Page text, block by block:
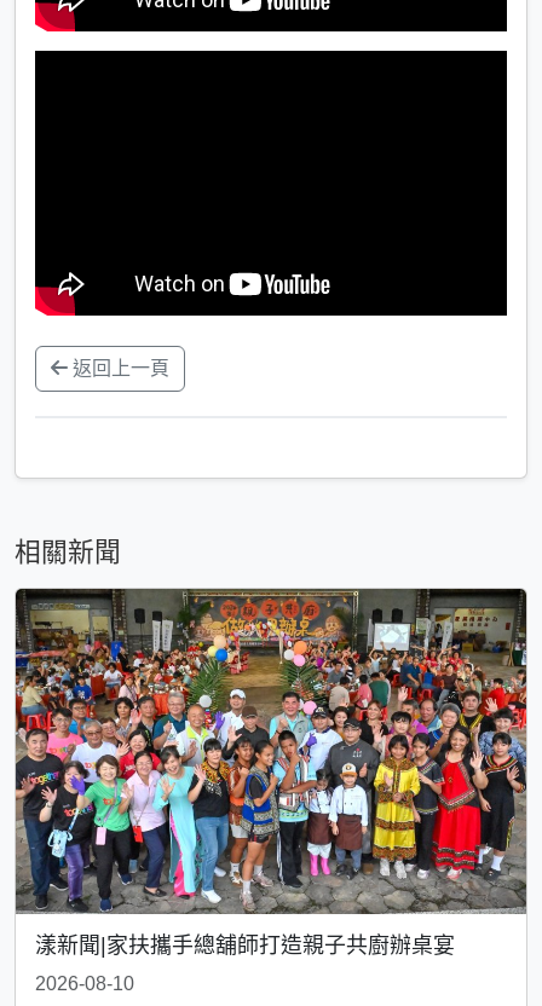
返回上一頁
相關新聞
漾新聞|家扶攜手總舖師打造親子共廚辦桌宴
2026-08-10